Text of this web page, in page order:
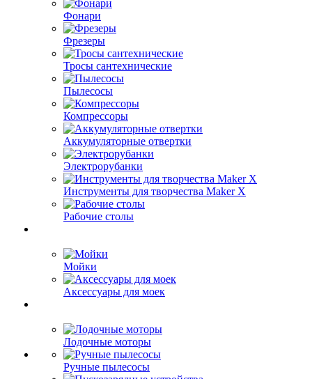
Фонари
Фрезеры
Тросы сантехнические
Пылесосы
Компрессоры
Аккумуляторные отвертки
Электрорубанки
Инструменты для творчества Maker X
Рабочие столы
Мойки
Аксессуары для моек
Лодочные моторы
Ручные пылесосы